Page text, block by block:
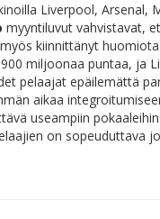
Liverpool, Arsenal,
myyntiluvut vahvistavat,
kiinnittänyt
miljoonaa puntaa, ja
pelaajat epäilemättä
aikaa
useampiin
on sopeuduttava